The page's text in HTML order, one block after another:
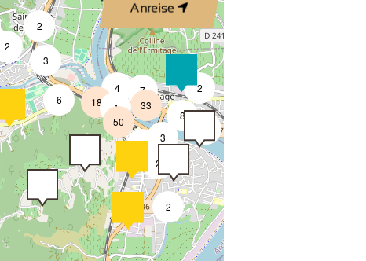
Anreise
2
2
2
2
8
2
3
6
4
4
18
7
2
3
50
33